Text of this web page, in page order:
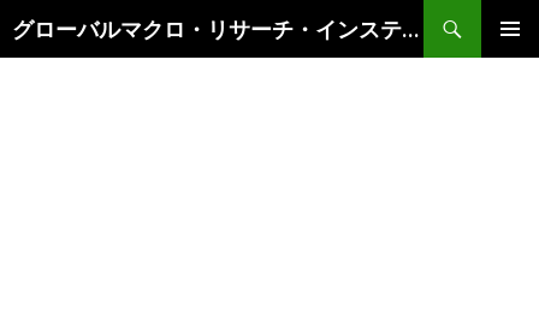
グローバルマクロ・リサーチ・インスティテュート
索